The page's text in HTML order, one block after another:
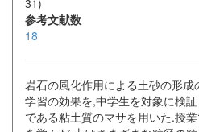
31)
参考文献数
18
岩石の風化作用による土砂の形
学習の効果を,中学生を対象に検
である粘土質のマサを用いた.授